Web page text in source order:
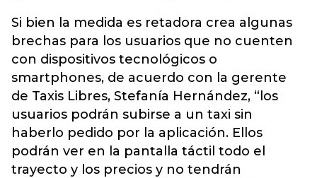
Si bien la medida es retadora crea algunas
brechas para los usuarios que no cuenten
con dispositivos tecnológicos o
smartphones, de acuerdo con la gerente
de Taxis Libres, Stefanía Hernández, “los
usuarios podrán subirse a un taxi sin
haberlo pedido por la aplicación. Ellos
podrán ver en la pantalla táctil todo el
trayecto y los precios y no tendrán